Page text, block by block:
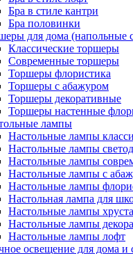
Бра в стиле кантри
Бра половинки
для дома (напольные
Классические торшеры
Современные торшеры
Торшеры флористика
Торшеры с абажуром
Торшеры декоративные
Торшеры настенные
лампы
Настольные лампы
Настольные лампы
Настольные лампы
Настольные лампы с
Настольные лампы
Настольная лампа для
Настольные лампы
Настольные лампы
Настольные лампы лофт
освещение для дома и